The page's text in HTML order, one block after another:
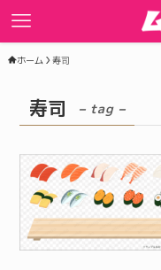
ホーム 寿司
寿司 – tag –